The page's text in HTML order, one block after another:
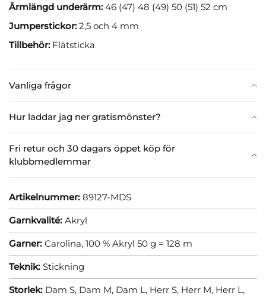
Vanliga frågor
Hur laddar jag ner gratismönster?
Fri retur och 30 dagars öppet köp för
klubbmedlemmar
Ärmlängd underärm:46 (47) 48 (49) 50 (51) 52 cm
Jumperstickor:2,5 och 4 mm
Tillbehör:Flätsticka
Artikelnummer: 89127-MDS
Garnkvalité: Akryl
Garner: Carolina, 100 % Akryl 50 g = 128 m
Teknik: Stickning
Storlek: Dam S, Dam M, Dam L, Herr S, Herr M, Herr L,